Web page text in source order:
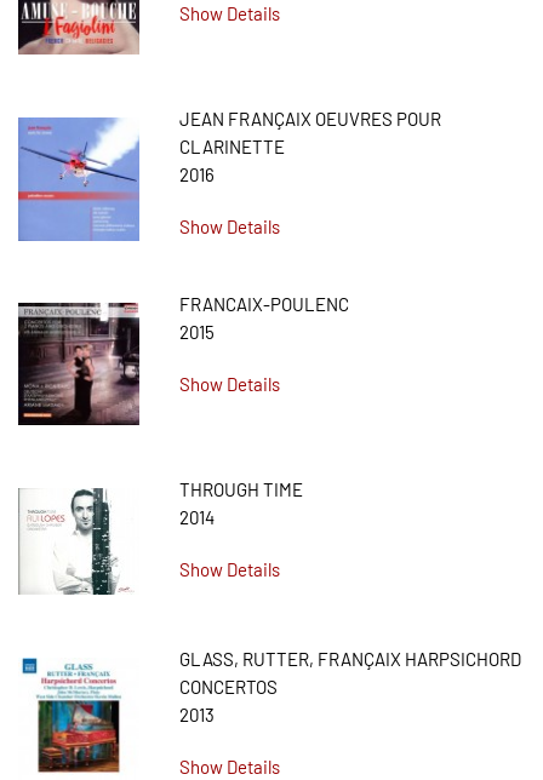
Show Details
JEAN FRANÇAIX OEUVRES POUR
CLARINETTE
2016
Show Details
FRANCAIX-POULENC
2015
Show Details
THROUGH TIME
2014
Show Details
GLASS, RUTTER, FRANÇAIX HARPSICHORD
CONCERTOS
2013
Show Details